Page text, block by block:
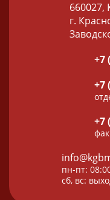
660027,
г.
+7
+7
+7
пн-пт:
сб, вс: